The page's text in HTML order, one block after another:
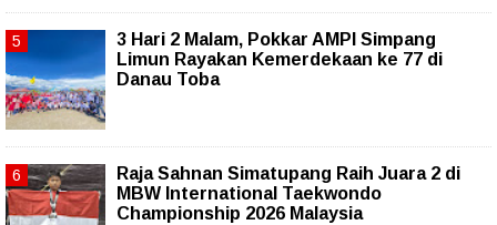
3 Hari 2 Malam, Pokkar AMPI Simpang
Limun Rayakan Kemerdekaan ke 77 di
Danau Toba
Raja Sahnan Simatupang Raih Juara 2 di
MBW International Taekwondo
Championship 2026 Malaysia